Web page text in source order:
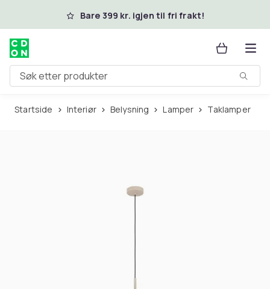
Hopp til hovedinnholdBare 399 kr. igjen til fri frakt!
Søk etter produkter
Startside Interiør Belysning Lamper Taklamper